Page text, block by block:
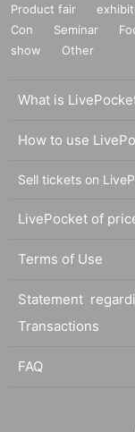
Product fair
Con
Seminar
show
Other
What is
How to use
Sell tickets on
LivePocket of
Terms of Use
Statement
Transactions
FAQ